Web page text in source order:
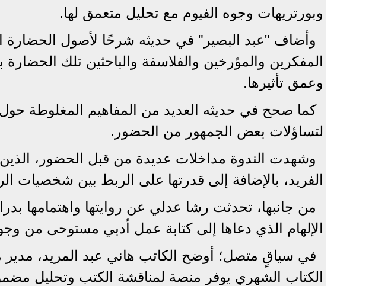
وبورتريهات وجوه الفيوم مع تحليل متعمق لها.
وأضاف "عبد البصير" في حديثه شرحًا لأصول الحضارة
المفكرين والمؤرخين والفلاسفة والباحثين تلك
وعمق تأثيرها.
كما صحح في حديثه العديد من المفاهيم المغلوطة
لتساؤلات بعض الجمهور من الحضور.
وشهدت الندوة مداخلات عديدة من قبل الحضور، الذين
الفريد، بالإضافة إلى قدرتها على الربط بين شخصيات
من جانبها، تحدثت رشا عدلي عن روايتها واهتمامها
الإلهام الذي دعاها إلى كتابة عمل أدبي مستوحى من
في سياقٍ متصل؛ أوضح الكاتب هاني عبد المريد، مدير
الكتاب الشهري يوفر منصة لمناقشة الكتب وتحليل